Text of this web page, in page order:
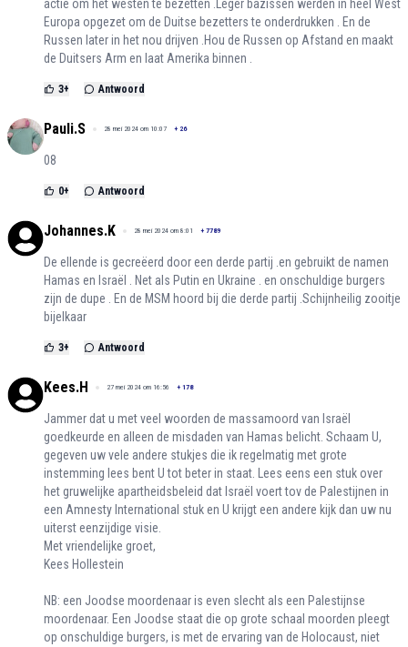
actie om het westen te bezetten .Leger bazissen werden in heel West
Europa opgezet om de Duitse bezetters te onderdrukken . En de
Russen later in het nou drijven .Hou de Russen op Afstand en maakt
de Duitsers Arm en laat Amerika binnen .
3+ Antwoord
Pauli.S 28 mei 2024 om 10:07 + 26
08
0+ Antwoord
Johannes.K 28 mei 2024 om 8:01 + 7789
De ellende is gecreëerd door een derde partij .en gebruikt de namen
Hamas en Israël . Net als Putin en Ukraine . en onschuldige burgers
zijn de dupe . En de MSM hoord bij die derde partij .Schijnheilig zooitje
bijelkaar
3+ Antwoord
Kees.H 27 mei 2024 om 16:56 + 178
Jammer dat u met veel woorden de massamoord van Israël
goedkeurde en alleen de misdaden van Hamas belicht. Schaam U,
gegeven uw vele andere stukjes die ik regelmatig met grote
instemming lees bent U tot beter in staat. Lees eens een stuk over
het gruwelijke apartheidsbeleid dat Israël voert tov de Palestijnen in
een Amnesty International stuk en U krijgt een andere kijk dan uw nu
uiterst eenzijdige visie.
Met vriendelijke groet,
Kees Hollestein
NB: een Joodse moordenaar is even slecht als een Palestijnse
moordenaar. Een Joodse staat die op grote schaal moorden pleegt
op onschuldige burgers, is met de ervaring van de Holocaust, niet